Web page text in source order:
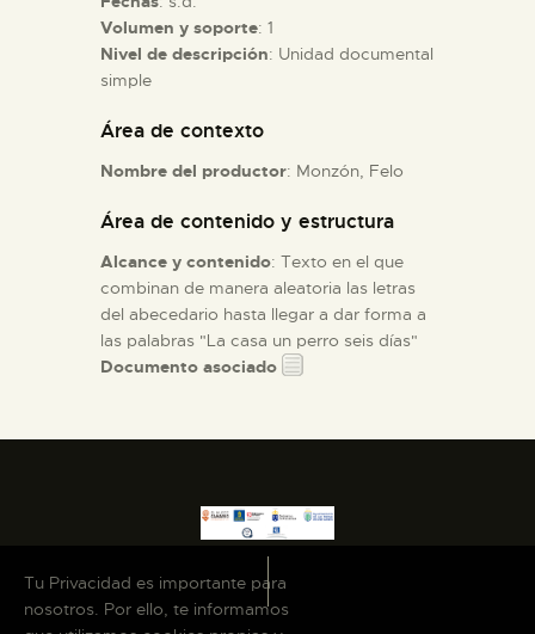
COLECCIONES
DIDÁCTICA
ESPAÑOL
Volumen y soporte: 1
Nivel de descripción: Unidad documental
simple
Área de contexto
Nombre del productor: Monzón, Felo
Área de contenido y estructura
Alcance y contenido: Texto en el que
combinan de manera aleatoria las letras
del abecedario hasta llegar a dar forma a
las palabras "La casa un perro seis días"
Documento asociado
Tu Privacidad es importante para
nosotros. Por ello, te informamos